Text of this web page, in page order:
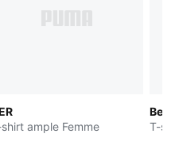
ample Femme
T-